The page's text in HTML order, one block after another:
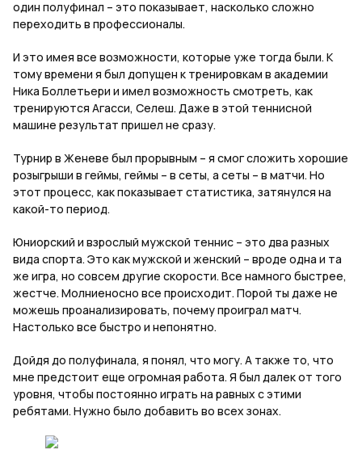
один полуфинал – это показывает, насколько сложно
переходить в профессионалы.
И это имея все возможности, которые уже тогда были. К
тому времени я был допущен к тренировкам в академии
Ника Боллетьери и имел возможность смотреть, как
тренируются Агасси, Селеш. Даже в этой теннисной
машине результат пришел не сразу.
Турнир в Женеве был прорывным – я смог сложить хорошие
розыгрыши в геймы, геймы – в сеты, а сеты – в матчи. Но
этот процесс, как показывает статистика, затянулся на
какой-то период.
Юниорский и взрослый мужской теннис – это два разных
вида спорта. Это как мужской и женский – вроде одна и та
же игра, но совсем другие скорости. Все намного быстрее,
жестче. Молниеносно все происходит. Порой ты даже не
можешь проанализировать, почему проиграл матч.
Настолько все быстро и непонятно.
Дойдя до полуфинала, я понял, что могу. А также то, что
мне предстоит еще огромная работа. Я был далек от того
уровня, чтобы постоянно играть на равных с этими
ребятами. Нужно было добавить во всех зонах.